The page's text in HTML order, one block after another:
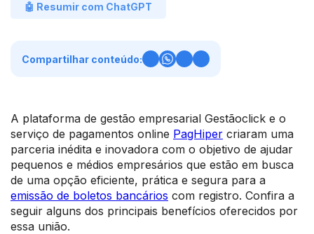
🤖 Resumir com ChatGPT
Compartilhar conteúdo:
A plataforma de gestão empresarial Gestãoclick e o
serviço de pagamentos online PagHiper criaram uma
parceria inédita e inovadora com o objetivo de ajudar
pequenos e médios empresários que estão em busca
de uma opção eficiente, prática e segura para a
emissão de boletos bancários com registro. Confira a
seguir alguns dos principais benefícios oferecidos por
essa união.